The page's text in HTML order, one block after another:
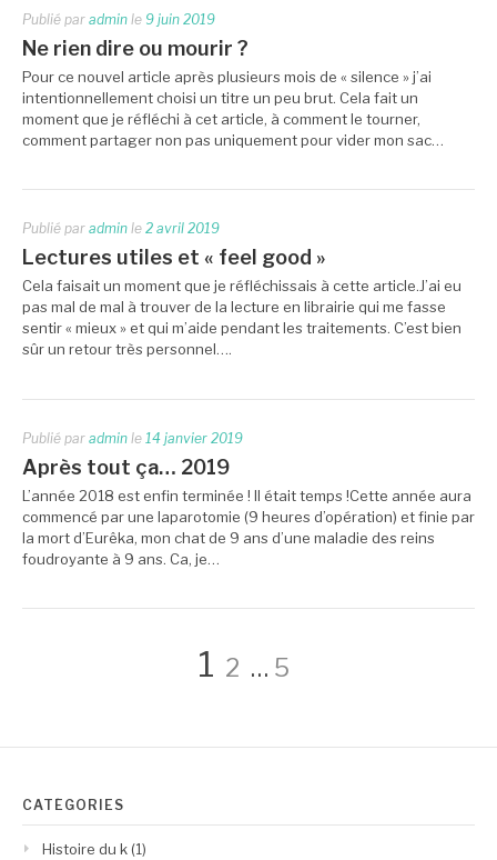
Publié par admin le 9 juin 2019
Ne rien dire ou mourir ?
Pour ce nouvel article après plusieurs mois de « silence » j’ai
intentionnellement choisi un titre un peu brut. Cela fait un
moment que je réfléchi à cet article, à comment le tourner,
comment partager non pas uniquement pour vider mon sac…
Publié par admin le 2 avril 2019
Lectures utiles et « feel good »
Cela faisait un moment que je réfléchissais à cette article.J’ai eu
pas mal de mal à trouver de la lecture en librairie qui me fasse
sentir « mieux » et qui m’aide pendant les traitements. C’est bien
sûr un retour très personnel….
Publié par admin le 14 janvier 2019
Après tout ça… 2019
L’année 2018 est enfin terminée ! Il était temps !Cette année aura
commencé par une laparotomie (9 heures d’opération) et finie par
la mort d’Eurêka, mon chat de 9 ans d’une maladie des reins
foudroyante à 9 ans. Ca, je…
Navigation
des
articles
Page
1 Page
2 … Page
5
CATÉGORIES
Histoire du k (1)